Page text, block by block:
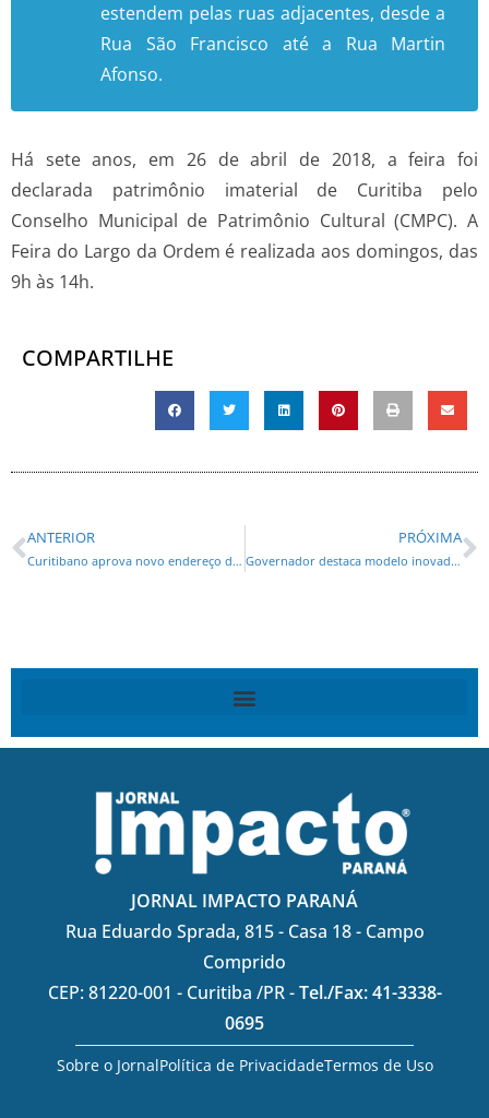
estendem pelas ruas adjacentes, desde a
Rua São Francisco até a Rua Martin
Afonso.
Há sete anos, em 26 de abril de 2018, a feira foi
declarada patrimônio imaterial de Curitiba pelo
Conselho Municipal de Patrimônio Cultural (CMPC). A
Feira do Largo da Ordem é realizada aos domingos, das
9h às 14h.
COMPARTILHE
ANTERIOR
Curitibano aprova novo endereço do Domingo no Centro e enche o Calçadão da Rua XV
PRÓXIMA
Governador destaca modelo inovador do agro paranaense em visita à Agrishow
JORNAL IMPACTO PARANÁ
Rua Eduardo Sprada, 815 - Casa 18 - Campo
Comprido
CEP: 81220-001 - Curitiba /PR -Tel./Fax: 41-3338-
0695
Sobre o JornalPolítica de PrivacidadeTermos de Uso